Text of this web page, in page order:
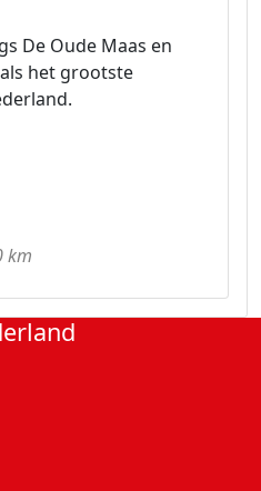
De Oude Maas en
het grootste
km